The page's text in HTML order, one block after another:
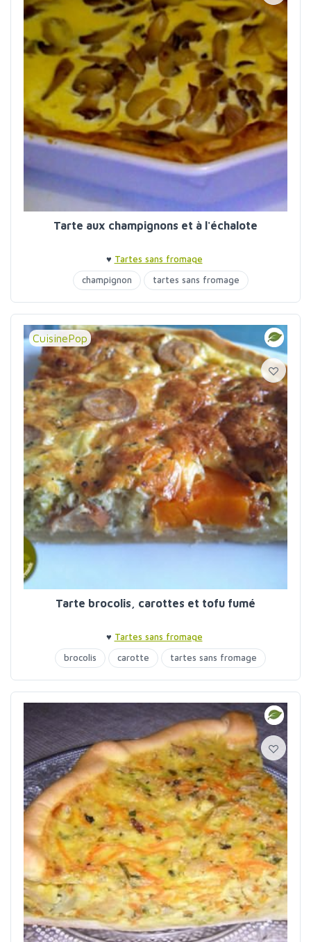
Tarte aux champignons et à l'échalote
♥ Tartes sans fromage
champignon
tartes sans fromage
CuisinePop
Tarte brocolis, carottes et tofu fumé
♥ Tartes sans fromage
brocolis
carotte tartes sans fromage
tofu